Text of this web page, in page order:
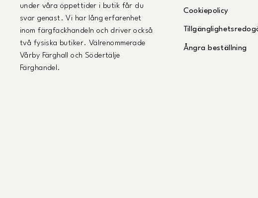
under våra öppettider i butik får du
svar genast. Vi har lång erfarenhet
inom färgfackhandeln och driver också
två fysiska butiker. Välrenommerade
Vårby Färghall och Södertälje
Färghandel.
Cookiepolicy
Ångra beställning